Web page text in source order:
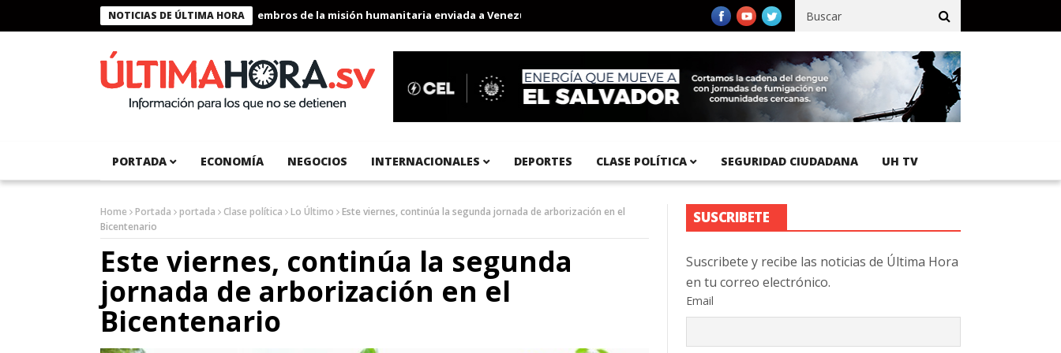
NOTICIAS DE ÚLTIMA HORA
Presidente Bukele condecora a miembros de la misión humanitaria enviada a Venezuela Aeropuerto Internacional del Pacífico registra 92 % de avance en obras de terracería
PORTADA ECONOMÍA NEGOCIOS INTERNACIONALES DEPORTES CLASE POLÍTICA SEGURIDAD CIUDADANA UH TV
Home Portada portada Clase política Lo Último
Este viernes, continúa la segunda jornada de arborización en el
Bicentenario
Este viernes, continúa la segunda
jornada de arborización en el
Bicentenario
SUSCRIBETE
Suscribete y recibe las noticias de Última Hora
en tu correo electrónico.
Email